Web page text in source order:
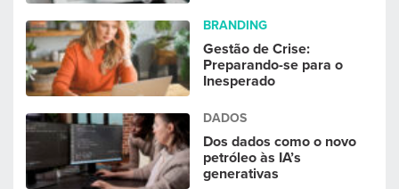
BRANDING
Gestão de Crise:
Preparando-se para o
Inesperado
DADOS
Dos dados como o novo
petróleo às IA’s
generativas